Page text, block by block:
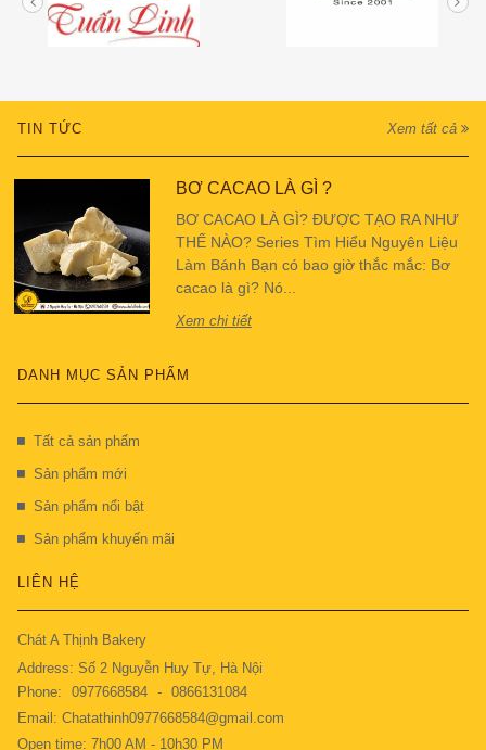
TIN TỨC Xem tất cả
BƠ CACAO LÀ GÌ ?
BƠ CACAO LÀ GÌ? ĐƯỢC TẠO RA NHƯ
THẾ NÀO? Series Tìm Hiểu Nguyên Liệu
Làm Bánh Bạn có bao giờ thắc mắc: Bơ
cacao là gì? Nó...
Xem chi tiết
DANH MỤC SẢN PHẨM
Tất cả sản phẩm
Sản phẩm mới
Sản phẩm nổi bật
Sản phẩm khuyến mãi
LIÊN HỆ
Chát A Thịnh Bakery
Address: Số 2 Nguyễn Huy Tự, Hà Nội
Phone:
0977668584 -
0866131084
Email: Chatathinh0977668584@gmail.com
Open time: 7h00 AM - 10h30 PM